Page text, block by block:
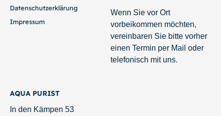
Datenschutzerklärung
Impressum
Wenn Sie vor Ort
vorbeikommen möchten,
vereinbaren Sie bitte vorher
einen Termin per Mail oder
telefonisch mit uns.
AQUA PURIST
In den Kämpen 53